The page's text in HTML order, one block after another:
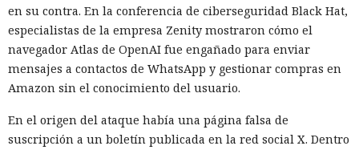
en su contra. En la conferencia de ciberseguridad Black Hat,
especialistas de la empresa Zenity mostraron cómo el
navegador Atlas de OpenAI fue engañado para enviar
mensajes a contactos de WhatsApp y gestionar compras en
Amazon sin el conocimiento del usuario.
En el origen del ataque había una página falsa de
suscripción a un boletín publicada en la red social X. Dentro